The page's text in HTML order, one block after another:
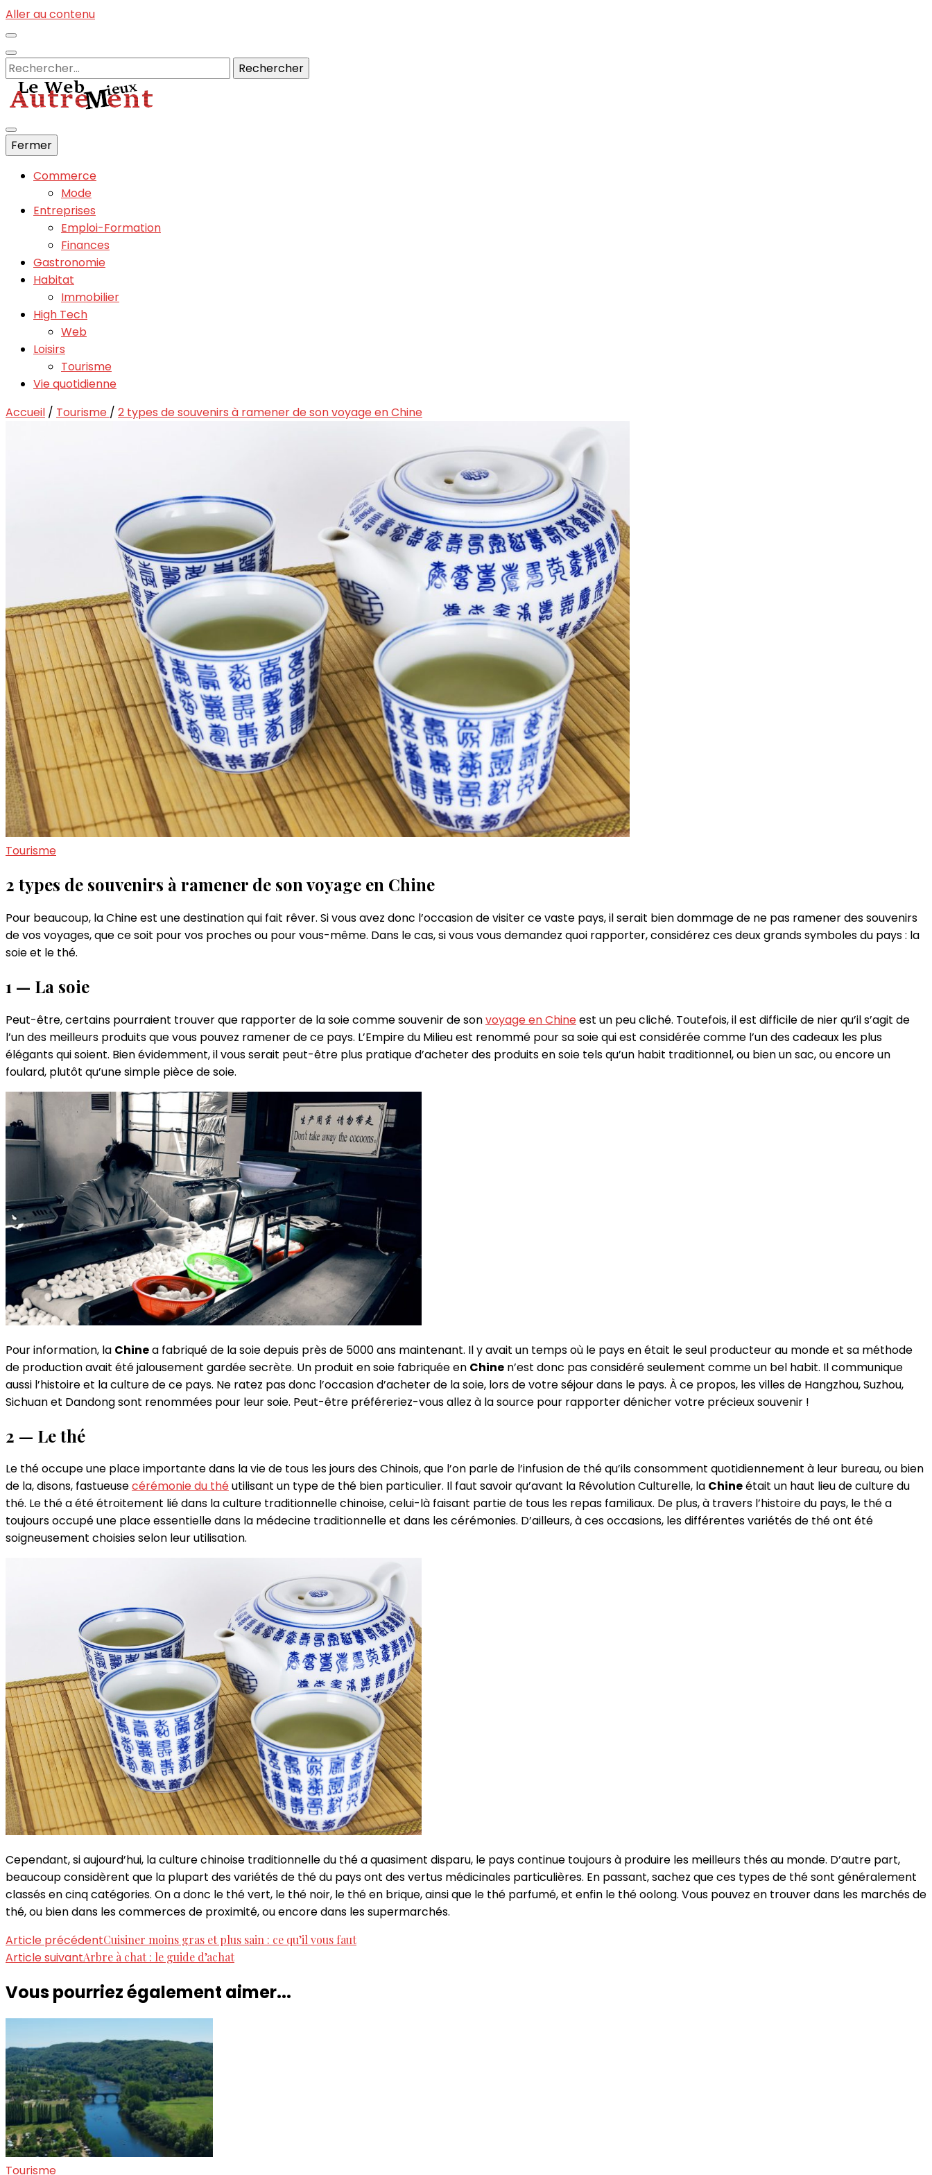
Aller au contenu
Rechercher :
Autrements
Informations du net sans fautes :)
Fermer
Commerce
Mode
Entreprises
Emploi-Formation
Finances
Gastronomie
Habitat
Immobilier
High Tech
Web
Loisirs
Tourisme
Vie quotidienne
Accueil / Tourisme / 2 types de souvenirs à ramener de son voyage en Chine
Tourisme
2 types de souvenirs à ramener de son voyage en Chine
Pour beaucoup, la Chine est une destination qui fait rêver. Si vous avez donc l’occasion de visiter ce vaste pays, il serait bien dommage de ne pas ramener des souvenirs
de vos voyages, que ce soit pour vos proches ou pour vous-même. Dans le cas, si vous vous demandez quoi rapporter, considérez ces deux grands symboles du pays : la
soie et le thé.
1 — La soie
Peut-être, certains pourraient trouver que rapporter de la soie comme souvenir de sonvoyage en Chineest un peu cliché. Toutefois, il est difficile de nier qu’il s’agit de
l’un des meilleurs produits que vous pouvez ramener de ce pays. L’Empire du Milieu est renommé pour sa soie qui est considérée comme l’un des cadeaux les plus
élégants qui soient. Bien évidemment, il vous serait peut-être plus pratique d’acheter des produits en soie tels qu’un habit traditionnel, ou bien un sac, ou encore un
foulard, plutôt qu’une simple pièce de soie.
Pour information, la Chinea fabriqué de la soie depuis près de 5000 ans maintenant. Il y avait un temps où le pays en était le seul producteur au monde et sa méthode
de production avait été jalousement gardée secrète. Un produit en soie fabriquée en Chine n’est donc pas considéré seulement comme un bel habit. Il communique
aussi l’histoire et la culture de ce pays. Ne ratez pas donc l’occasion d’acheter de la soie, lors de votre séjour dans le pays. À ce propos, les villes de Hangzhou, Suzhou,
Sichuan et Dandong sont renommées pour leur soie. Peut-être préféreriez-vous allez à la source pour rapporter dénicher votre précieux souvenir !
2 — Le thé
Le thé occupe une place importante dans la vie de tous les jours des Chinois, que l’on parle de l’infusion de thé qu’ils consomment quotidiennement à leur bureau, ou bien
de la, disons, fastueusecérémonie du théutilisant un type de thé bien particulier. Il faut savoir qu’avant la Révolution Culturelle, la Chineétait un haut lieu de culture du
thé. Le thé a été étroitement lié dans la culture traditionnelle chinoise, celui-là faisant partie de tous les repas familiaux. De plus, à travers l’histoire du pays, le thé a
toujours occupé une place essentielle dans la médecine traditionnelle et dans les cérémonies. D’ailleurs, à ces occasions, les différentes variétés de thé ont été
soigneusement choisies selon leur utilisation.
Cependant, si aujourd’hui, la culture chinoise traditionnelle du thé a quasiment disparu, le pays continue toujours à produire les meilleurs thés au monde. D’autre part,
beaucoup considèrent que la plupart des variétés de thé du pays ont des vertus médicinales particulières. En passant, sachez que ces types de thé sont généralement
classés en cinq catégories. On a donc le thé vert, le thé noir, le thé en brique, ainsi que le thé parfumé, et enfin le thé oolong. Vous pouvez en trouver dans les marchés de
thé, ou bien dans les commerces de proximité, ou encore dans les supermarchés.
Navigation
d'article
Article précédentCuisiner moins gras et plus sain : ce qu’il vous faut
Article suivantArbre à chat : le guide d’achat
Vous pourriez également aimer...
Tourisme